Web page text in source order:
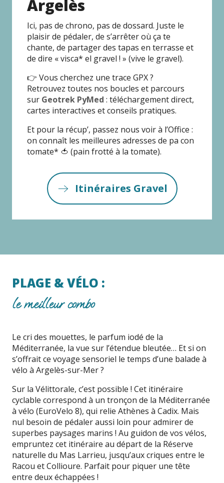
Argelès
Ici, pas de chrono, pas de dossard. Juste le
plaisir de pédaler, de s’arrêter où ça te
chante, de partager des tapas en terrasse et
de dire « visca* el gravel ! » (vive le gravel).
👉 Vous cherchez une trace GPX ?
Retrouvez toutes nos boucles et parcours
sur Geotrek PyMed : téléchargement direct,
cartes interactives et conseils pratiques.
Et pour la récup’, passez nous voir à l’Office :
on connaît les meilleures adresses de pa con
tomate* 🍅 (pain frotté à la tomate).
Itinéraires Gravel
PLAGE & VÉLO :
le meilleur combo
Le cri des mouettes, le parfum iodé de la
Méditerranée, la vue sur l’étendue bleutée… Et si on
s’offrait ce voyage sensoriel le temps d’une balade à
vélo à Argelès-sur-Mer ?
Sur la Vélittorale, c’est possible ! Cet itinéraire
cyclable correspond à un tronçon de la Méditerranée
à vélo (EuroVelo 8), qui relie Athènes à Cadix. Mais
nul besoin de pédaler aussi loin pour admirer de
superbes paysages marins ! Au guidon de vos vélos,
empruntez cet itinéraire au départ de la Réserve
naturelle du Mas Larrieu, jusqu’aux criques entre le
Racou et Collioure. Parfait pour piquer une tête
entre deux échappées !